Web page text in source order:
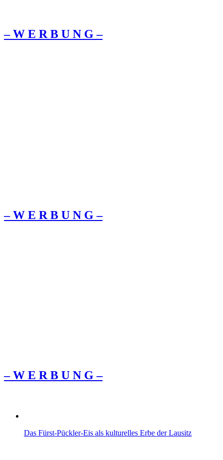
– W Ε R Β U Ν G –
– W Ε R Β U Ν G –
– W Ε R Β U Ν G –
Das Fürst‑Pückler‑Eis als kulturelles Erbe der Lausitz